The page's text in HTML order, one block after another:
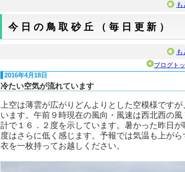
も
今日の鳥取砂丘（毎日更新）
も
ブログト
2016年4月18日
冷たい空気が流れています
上空は薄雲が広がりどんよりとした空模様です
います。午前９時現在の風向・風速は西北西の
計で１６．２度を示しています。暑かった昨日
度はさらに低く感じます。予報では気温も上が
衣を一枚持ってお越しください。